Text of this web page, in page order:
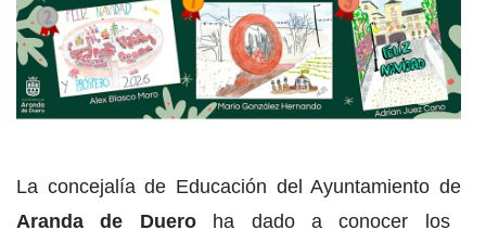
La concejalía de Educación del Ayuntamiento de
Aranda de Dueroha dado a conocer los